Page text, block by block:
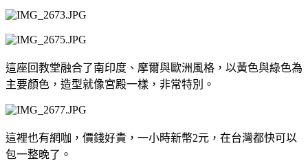
這座回教堂融合了南印度、摩爾與歐洲風格，以黃色與綠色為
主要顏色，造型就像宮殿一樣，非常特別。
這裡也有網咖，價錢好貴，一小時新幣2元，在台灣都快可以
包一整晚了。